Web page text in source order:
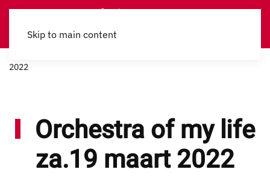
Skip to main content
2022
Orchestra of my life
za.19 maart 2022